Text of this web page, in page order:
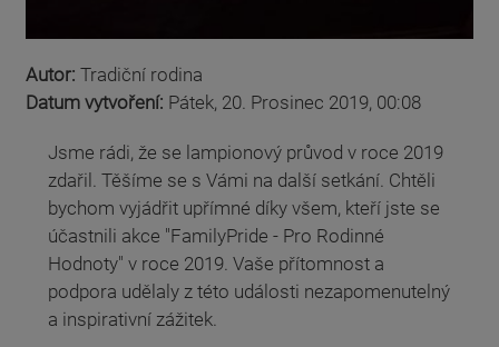
Autor: Tradiční rodina
Datum vytvoření: Pátek, 20. Prosinec 2019, 00:08
Jsme rádi, že se lampionový průvod v roce 2019
zdařil. Těšíme se s Vámi na další setkání. Chtěli
bychom vyjádřit upřímné díky všem, kteří jste se
účastnili akce "FamilyPride - Pro Rodinné
Hodnoty" v roce 2019. Vaše přítomnost a
podpora udělaly z této události nezapomenutelný
a inspirativní zážitek.